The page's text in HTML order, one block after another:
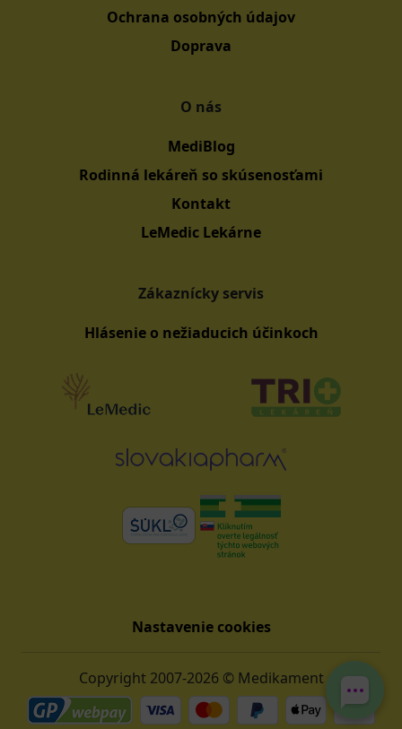
Ochrana osobných údajov
Doprava
O nás
MediBlog
Rodinná lekáreň so skúsenosťami
Kontakt
LeMedic Lekárne
Zákaznícky servis
Hlásenie o nežiaducich účinkoch
Nastavenie cookies
Copyright 2007-2026 © Medikament